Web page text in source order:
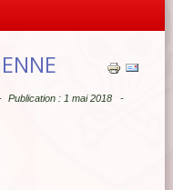
Publication : 1 mai 2018